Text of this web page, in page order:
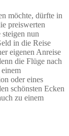
möchte, dürfte in
preiswerten
nun
in die Reise
eigenen Anreise
die Flüge nach
oder eines
schönsten Ecken
zu einem